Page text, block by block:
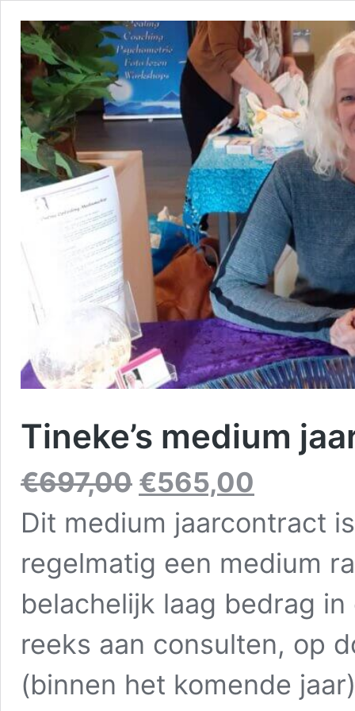
Tineke’s medium
€697,00
Oorspronkelijke
prijs
€697,00.
€565,00
€565,00.
Dit medium jaarcontract
regelmatig een medium
belachelijk laag bedrag
reeks aan consulten, op
(binnen het komende